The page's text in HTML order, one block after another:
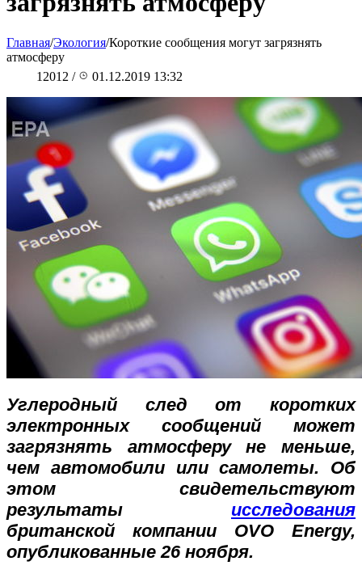
Главная/Экология/Короткие сообщения могут загрязнять
атмосферу
12012 / 01.12.2019 13:32
Углеродный след от коротких
электронных сообщений может
загрязнять атмосферу не меньше,
чем автомобили или самолеты. Об
этом свидетельствуют
результаты исследования
британской компании OVO Energy,
опубликованные 26 ноября.